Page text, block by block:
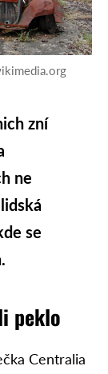
zní
ne
se
peklo
Centralia